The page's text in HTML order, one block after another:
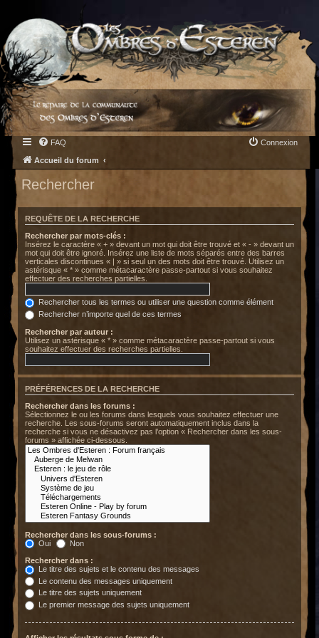
FAQ Connexion
Accueil du forum
Rechercher
REQUÊTE DE LA RECHERCHE
Rechercher par mots-clés :
Insérez le caractère « + » devant un mot qui doit être trouvé et « - » devant un
mot qui doit être ignoré. Insérez une liste de mots séparés entre des barres
verticales discontinues « | » si seul un des mots doit être trouvé. Utilisez un
astérisque « * » comme métacaractère passe-partout si vous souhaitez
effectuer des recherches partielles.
Rechercher tous les termes ou utiliser une question comme élément
Rechercher n’importe quel de ces termes
Rechercher par auteur :
Utilisez un astérisque « * » comme métacaractère passe-partout si vous
souhaitez effectuer des recherches partielles.
PRÉFÉRENCES DE LA RECHERCHE
Rechercher dans les forums :
Sélectionnez le ou les forums dans lesquels vous souhaitez effectuer une
recherche. Les sous-forums seront automatiquement inclus dans la
recherche si vous ne désactivez pas l’option « Rechercher dans les sous-
forums » affichée ci-dessous.
Rechercher dans les sous-forums :
Oui
Non
Rechercher dans :
Le titre des sujets et le contenu des messages
Le contenu des messages uniquement
Le titre des sujets uniquement
Le premier message des sujets uniquement